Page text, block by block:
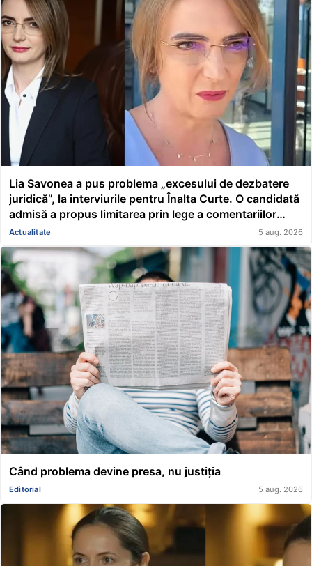
Lia Savonea a pus problema „excesului de dezbatere
juridică”, la interviurile pentru Înalta Curte. O candidată
admisă a propus limitarea prin lege a comentariilor
presei și societății civile în privința deciziilor instanțelor
Actualitate 5 aug. 2026
Când problema devine presa, nu justiția
Editorial 5 aug. 2026